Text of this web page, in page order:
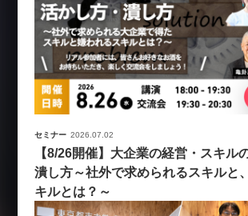
セミナー 2026.07.02
【8/26開催】大企業の経営・スキル
潰し方～社外で求められるスキルと
キルとは？～